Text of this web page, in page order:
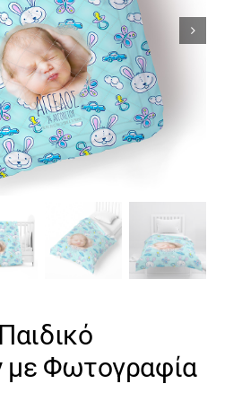
με Φωτογραφία